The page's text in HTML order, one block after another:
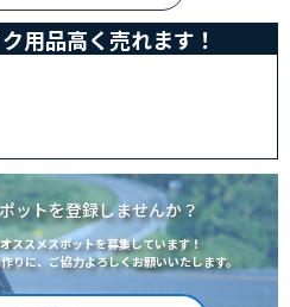
用品高く売れます！
ットを登録しませんか？
ススメスポットを募集しています！
りに、ご協力よろしくお願いいたします。